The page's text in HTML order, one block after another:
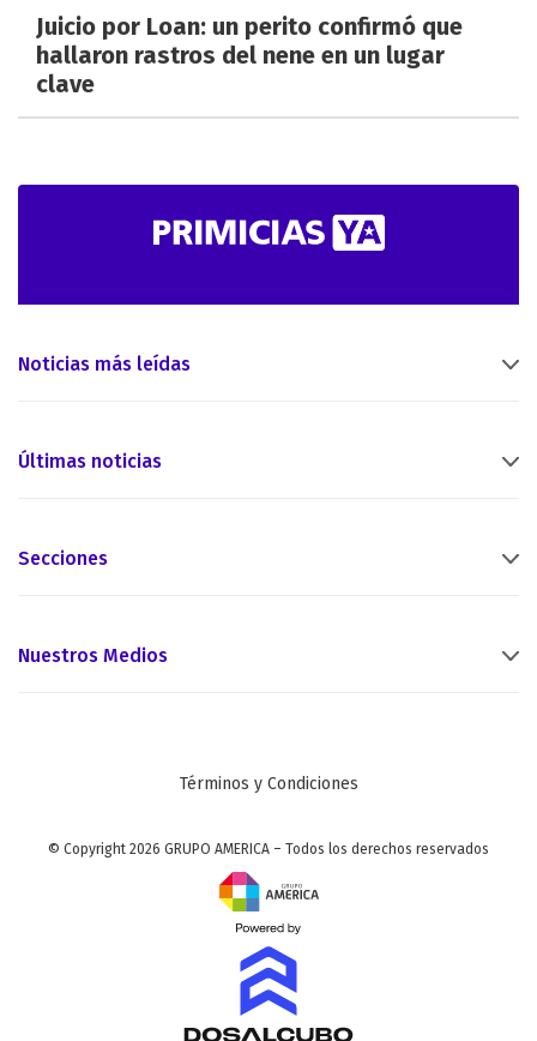
Juicio por Loan: un perito confirmó que
hallaron rastros del nene en un lugar
clave
Noticias más leídas
Últimas noticias
Secciones
Nuestros Medios
Términos y Condiciones
© Copyright 2026 GRUPO AMERICA – Todos los derechos reservados